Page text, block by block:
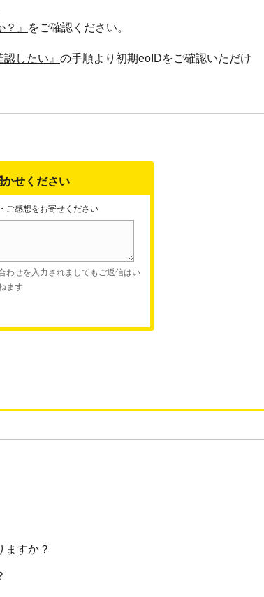
』 をご確認ください。
したい』 の手順より初期eoIDをご確認いただけ
せください
ご感想をお寄せください
わせを入力されましてもご返信はい
ます
ますか？